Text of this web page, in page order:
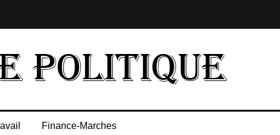
Finance-Marches